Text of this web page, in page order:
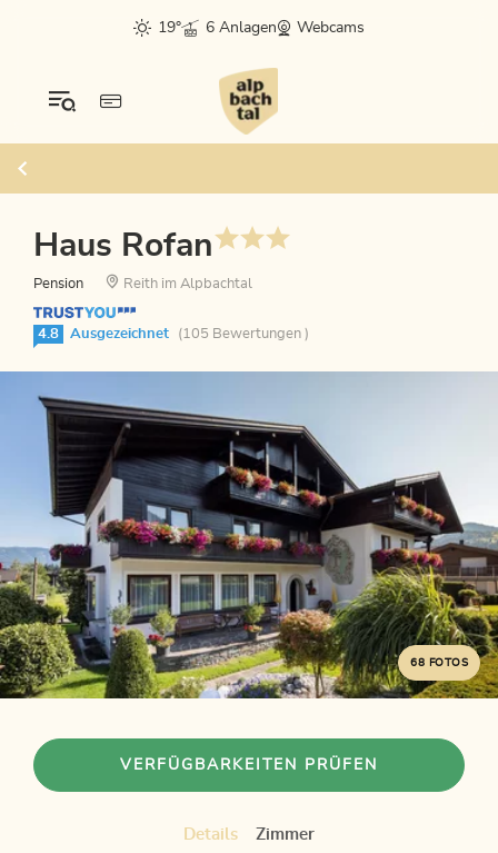
19° 6 Anlagen Webcams
Haus Rofan
Pension Reith im Alpbachtal
4.8 Ausgezeichnet (105 Bewertungen )
68 FOTOS
VERFÜGBARKEITEN PRÜFEN
Details Zimmer